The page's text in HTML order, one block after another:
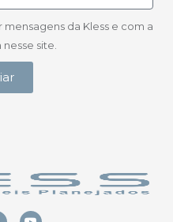
da Kless e com a
site.